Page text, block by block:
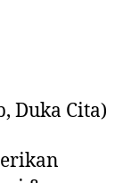
Duka Cita)